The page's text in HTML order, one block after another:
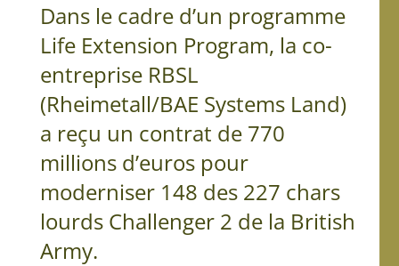
Dans le cadre d’un programme
Life Extension Program, la co-
entreprise RBSL
(Rheimetall/BAE Systems Land)
a reçu un contrat de 770
millions d’euros pour
moderniser 148 des 227 chars
lourds Challenger 2 de la British
Army.